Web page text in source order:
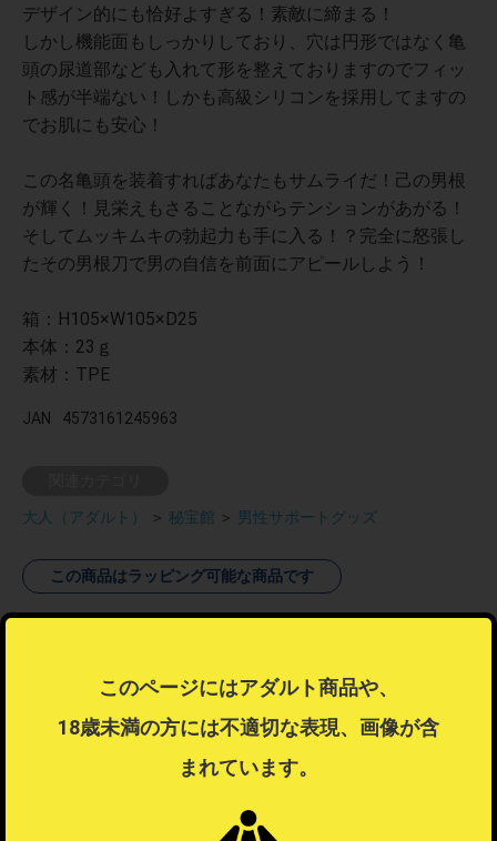
デザイン的にも恰好よすぎる！素敵に締まる！
しかし機能面もしっかりしており、穴は円形ではなく亀
頭の尿道部なども入れて形を整えておりますのでフィッ
ト感が半端ない！しかも高級シリコンを採用してますの
でお肌にも安心！
この名亀頭を装着すればあなたもサムライだ！己の男根
が輝く！見栄えもさることながらテンションがあがる！
そしてムッキムキの勃起力も手に入る！？完全に怒張し
たその男根刀で男の自信を前面にアピールしよう！
箱：H105×W105×D25
本体：23ｇ
素材：TPE
JAN 4573161245963
大人（アダルト） ＞ 秘宝館 ＞ 男性サポートグッズ
この商品はラッピング可能な商品です
ラッピング不可商品とラッピング可能商品を同時注文した場合、ラ
ラッピングについて
このページにはアダルト商品や、
18歳未満の方には不適切な表現、画像が含
まれています。